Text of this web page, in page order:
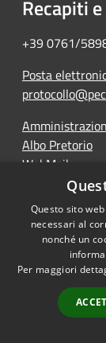
Recapiti
+39 0761/
Posta
Albo Pretorio
WebMail
Dichiarazione
Accessibilità
Questo sito
necessari al
nonché un
Per maggiori